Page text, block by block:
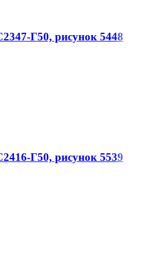
Г50, рисунок 5448
Г50, рисунок 5539